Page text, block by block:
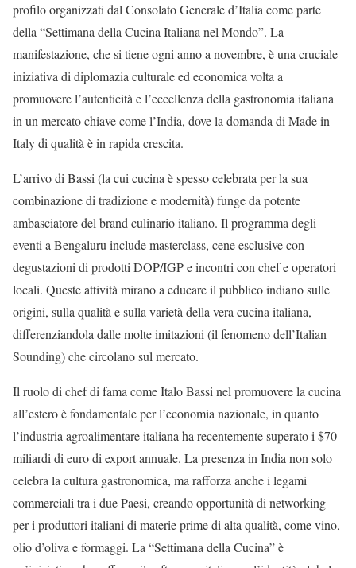
profilo organizzati dal Consolato Generale d’Italia come parte
della “Settimana della Cucina Italiana nel Mondo”. La
manifestazione, che si tiene ogni anno a novembre, è una cruciale
iniziativa di diplomazia culturale ed economica volta a
promuovere l’autenticità e l’eccellenza della gastronomia italiana
in un mercato chiave come l’India, dove la domanda di Made in
Italy di qualità è in rapida crescita.
L’arrivo di Bassi (la cui cucina è spesso celebrata per la sua
combinazione di tradizione e modernità) funge da potente
ambasciatore del brand culinario italiano. Il programma degli
eventi a Bengaluru include masterclass, cene esclusive con
degustazioni di prodotti DOP/IGP e incontri con chef e operatori
locali. Queste attività mirano a educare il pubblico indiano sulle
origini, sulla qualità e sulla varietà della vera cucina italiana,
differenziandola dalle molte imitazioni (il fenomeno dell’Italian
Sounding) che circolano sul mercato.
Il ruolo di chef di fama come Italo Bassi nel promuovere la cucina
all’estero è fondamentale per l’economia nazionale, in quanto
l’industria agroalimentare italiana ha recentemente superato i $70
miliardi di euro di export annuale. La presenza in India non solo
celebra la cultura gastronomica, ma rafforza anche i legami
commerciali tra i due Paesi, creando opportunità di networking
per i produttori italiani di materie prime di alta qualità, come vino,
olio d’oliva e formaggi. La “Settimana della Cucina” è